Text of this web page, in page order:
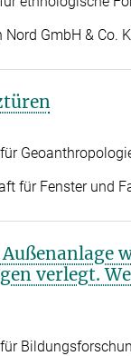
GmbH & Co.
für Fenster und
verlegt.